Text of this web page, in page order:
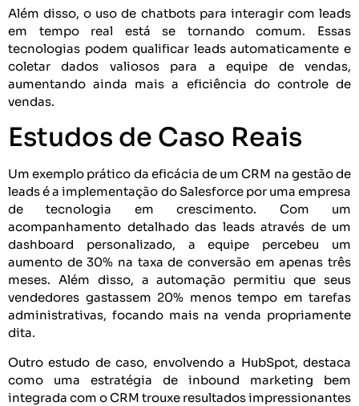
Além disso, o uso de chatbots para interagir com leads
em tempo real está se tornando comum. Essas
tecnologias podem qualificar leads automaticamente e
coletar dados valiosos para a equipe de vendas,
aumentando ainda mais a eficiência do controle de
vendas.
Estudos de Caso Reais
Um exemplo prático da eficácia de um CRM na gestão de
leads é a implementação do Salesforce por uma empresa
de tecnologia em crescimento. Com um
acompanhamento detalhado das leads através de um
dashboard personalizado, a equipe percebeu um
aumento de 30% na taxa de conversão em apenas três
meses. Além disso, a automação permitiu que seus
vendedores gastassem 20% menos tempo em tarefas
administrativas, focando mais na venda propriamente
dita.
Outro estudo de caso, envolvendo a HubSpot, destaca
como uma estratégia de inbound marketing bem
integrada com o CRM trouxe resultados impressionantes